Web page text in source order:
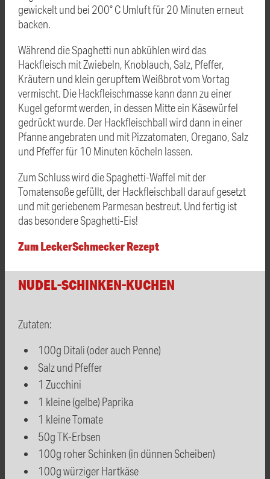
gewickelt und bei 200° C Umluft für 20 Minuten erneut
backen.
Während die Spaghetti nun abkühlen wird das
Hackfleisch mit Zwiebeln, Knoblauch, Salz, Pfeffer,
Kräutern und klein gerupftem Weißbrot vom Vortag
vermischt. Die Hackfleischmasse kann dann zu einer
Kugel geformt werden, in dessen Mitte ein Käsewürfel
gedrückt wurde. Der Hackfleischball wird dann in einer
Pfanne angebraten und mit Pizzatomaten, Oregano, Salz
und Pfeffer für 10 Minuten köcheln lassen.
Zum Schluss wird die Spaghetti-Waffel mit der
Tomatensoße gefüllt, der Hackfleischball darauf gesetzt
und mit geriebenem Parmesan bestreut. Und fertig ist
das besondere Spaghetti-Eis!
Zum LeckerSchmecker Rezept
NUDEL-SCHINKEN-KUCHEN
Zutaten:
100g Ditali (oder auch Penne)
Salz und Pfeffer
1 Zucchini
1 kleine (gelbe) Paprika
1 kleine Tomate
50g TK-Erbsen
100g roher Schinken (in dünnen Scheiben)
100g würziger Hartkäse